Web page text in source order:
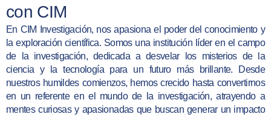
con CIM
En CIM Investigación, nos apasiona el poder del conocimiento y
la exploración científica. Somos una institución líder en el campo
de la investigación, dedicada a desvelar los misterios de la
ciencia y la tecnología para un futuro más brillante. Desde
nuestros humildes comienzos, hemos crecido hasta convertirnos
en un referente en el mundo de la investigación, atrayendo a
mentes curiosas y apasionadas que buscan generar un impacto